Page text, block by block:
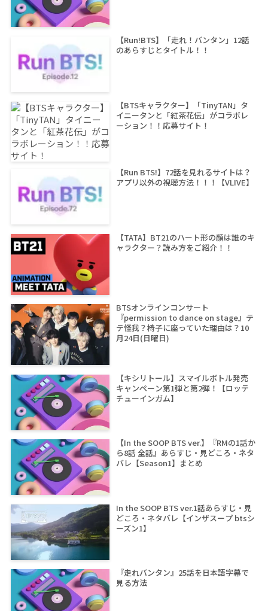
【Run!BTS】「走れ！バンタン」12話
のあらすじとタイトル！！
【BTSキャラクター】「TinyTAN」タ
イニータンと「紅茶花伝」がコラボレ
ーション！！応募サイト！
【Run BTS!】72話を見れるサイトは？
アプリ以外の視聴方法！！！【VLIVE】
【TATA】BT21のハート形の顔は誰のキ
ャラクター？読み方をご紹介！！
BTSオンラインコンサート
『permission to dance on stage』テ
テ怪我？椅子に座っていた理由は？10
月24日(日曜日)
【キシリトール】スマイルボトル発売
キャンペーン第1弾と第2弾！【ロッテ
チューインガム】
【In the SOOP BTS ver.】『RMの1話か
ら8話 全話』あらすじ・見どころ・ネタ
バレ【Season1】まとめ
In the SOOP BTS ver.1話あらすじ・見
どころ・ネタバレ【インザスープ btsシ
ーズン1】
『走れバンタン』25話を日本語字幕で
見る方法